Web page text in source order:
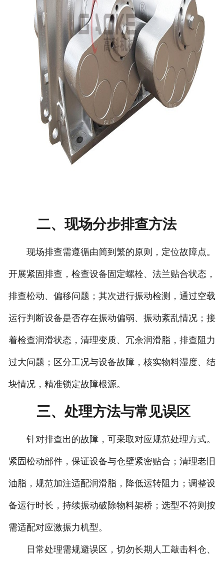
二、现场分步排查方法
现场排查需遵循由简到繁的原则，定位故障点。
开展紧固排查，检查设备固定螺栓、法兰贴合状态，
排查松动、偏移问题；其次进行振动检测，通过空载
运行判断设备是否存在振动偏弱、振动紊乱情况；接
着检查润滑状态，清理变质、冗余润滑脂，排查阻力
过大问题；区分工况与设备故障，核实物料湿度、结
块情况，精准锁定故障根源。
三、处理方法与常见误区
针对排查出的故障，可采取对应规范处理方式。
紧固松动部件，保证设备与仓壁紧密贴合；清理老旧
油脂，规范加注适配润滑脂，降低运转阻力；调整设
备运行时长，持续振动破除物料架桥；选型不符则按
需适配对应激振力机型。
日常处理需规避误区，切勿长期人工敲击料仓、